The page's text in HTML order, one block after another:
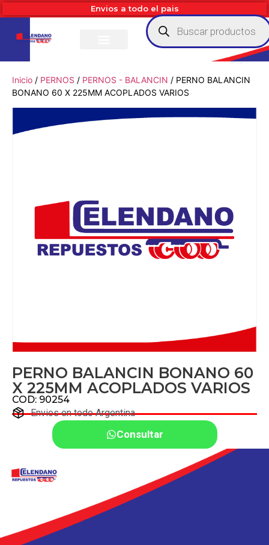
Envios a todo el pais
Inicio / PERNOS / PERNOS - BALANCIN / PERNO BALANCIN
BONANO 60 X 225MM ACOPLADOS VARIOS
PERNO BALANCIN BONANO 60
X 225MM ACOPLADOS VARIOS
COD: 90254
Envios en todo Argentina
Consultar